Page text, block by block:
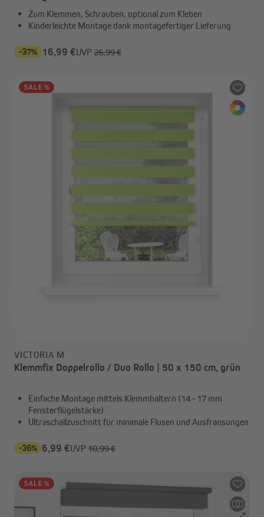
Zum Klemmen, Schrauben, optional zum Kleben
Kinderleichte Montage dank montagefertiger Lieferung
-37% 16,99 €UVP 26,99 €
VICTORIA M
Klemmfix Doppelrollo / Duo Rollo | 50 x 150 cm, grün
Einfache Montage mittels Klemmhaltern (14 - 17 mm
Fensterflügelstärke)
Ultraschallzuschnitt für minimale Flusen und Ausfransungen
-36% 6,99 €UVP 10,99 €